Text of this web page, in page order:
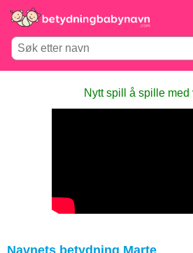
Nytt spill å spille med
Navnets betydning Marte